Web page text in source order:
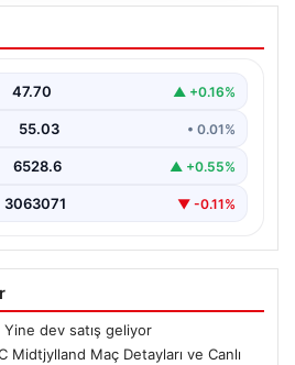
– FC Midtjylland
Canlı Yayın Bilgileri
Dublin’deki Dalymount…
47.70 ▲ +0.16%
55.03 • 0.01%
6528.6 ▲ +0.55%
3063071 ▼ -0.11%
dev satış geliyor
Midtjylland Maç Detayları ve Canlı